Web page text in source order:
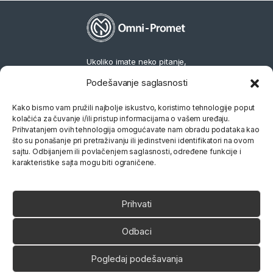
Podešavanje saglasnosti
Kako bismo vam pružili najbolje iskustvo, koristimo tehnologije poput
kolačića za čuvanje i/ili pristup informacijama o vašem uređaju.
Prihvatanjem ovih tehnologija omogućavate nam obradu podataka kao
što su ponašanje pri pretraživanju ili jedinstveni identifikatori na ovom
sajtu. Odbijanjem ili povlačenjem saglasnosti, određene funkcije i
karakteristike sajta mogu biti ograničene.
Prihvati
Odbaci
Pogledaj podešavanja
Ukoliko imate neko pitanje,
066 80 81 263